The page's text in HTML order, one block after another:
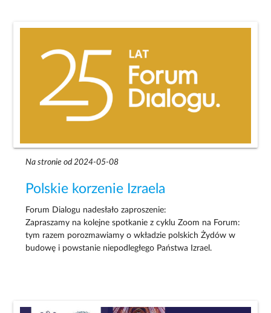
Na stronie od 2024-05-08
Polskie korzenie Izraela
Forum Dialogu nadesłało zaproszenie:
Zapraszamy na kolejne spotkanie z cyklu Zoom na Forum:
tym razem porozmawiamy o wkładzie polskich Żydów w
budowę i powstanie niepodległego Państwa Izrael.